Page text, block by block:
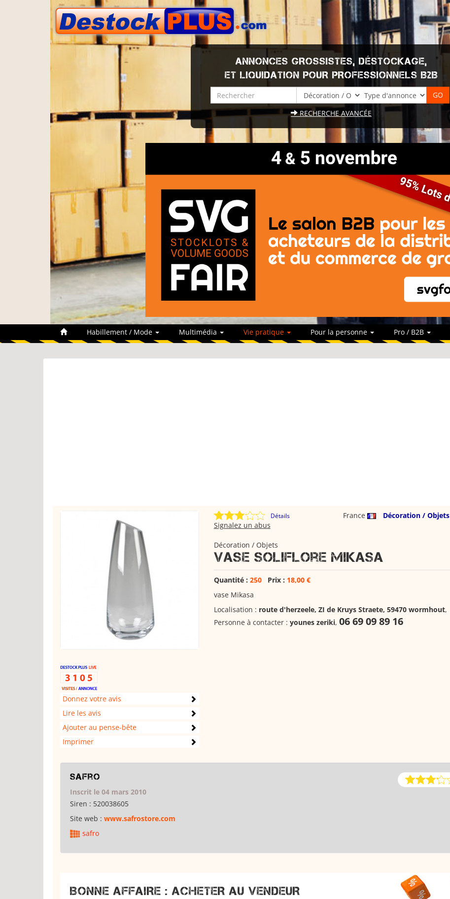
ANNONCES GROSSISTES, DÉSTOCKAGE,
ET LIQUIDATION POUR PROFESSIONNELS B2B
RECHERCHE AVANCÉE
Habillement / Mode Multimédia Vie pratique Pour la personne Pro / B2B
Donnez votre avis
Lire les avis
Ajouter au pense-bête
Imprimer
Détails France
Décoration / Objets
Signalez un abus
Décoration / Objets
Vase soliflore Mikasa
Quantité : 250Prix : 18,00 €
vase Mikasa
Localisation : route d'herzeele, ZI de Kruys Straete, 59470 wormhout,
Personne à contacter : younes zeriki, 06 69 09 89 16
safro
Inscrit le 04 mars 2010
Siren : 520038605
Site web : www.safrostore.com
safro
BONNE AFFAIRE : ACHETER AU VENDEUR